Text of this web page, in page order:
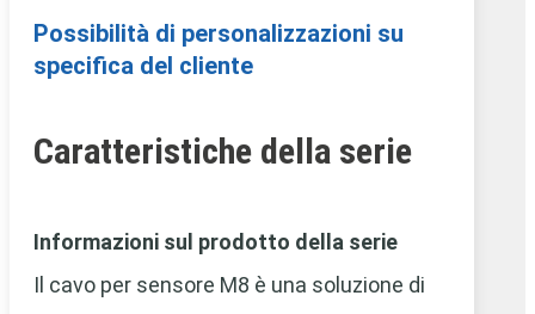
Possibilità di personalizzazioni su
specifica del cliente
Caratteristiche della serie
Informazioni sul prodotto della serie
Il cavo per sensore M8 è una soluzione di